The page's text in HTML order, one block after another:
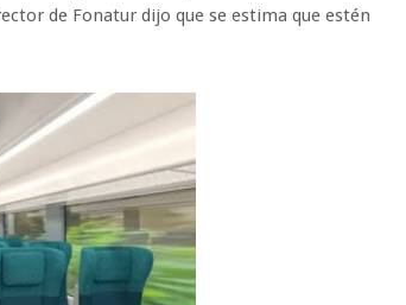
de Fonatur dijo que se estima que estén